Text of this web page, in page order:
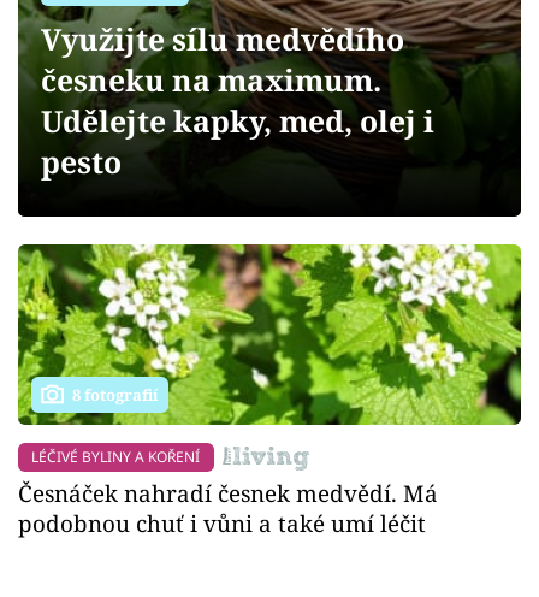
Přihlášení
Sledujte nás
Využijte sílu medvědího
česneku na maximum.
Udělejte kapky, med, olej i
pesto
8 fotografií
LÉČIVÉ BYLINY A KOŘENÍ
Česnáček nahradí česnek medvědí. Má
podobnou chuť i vůni a také umí léčit